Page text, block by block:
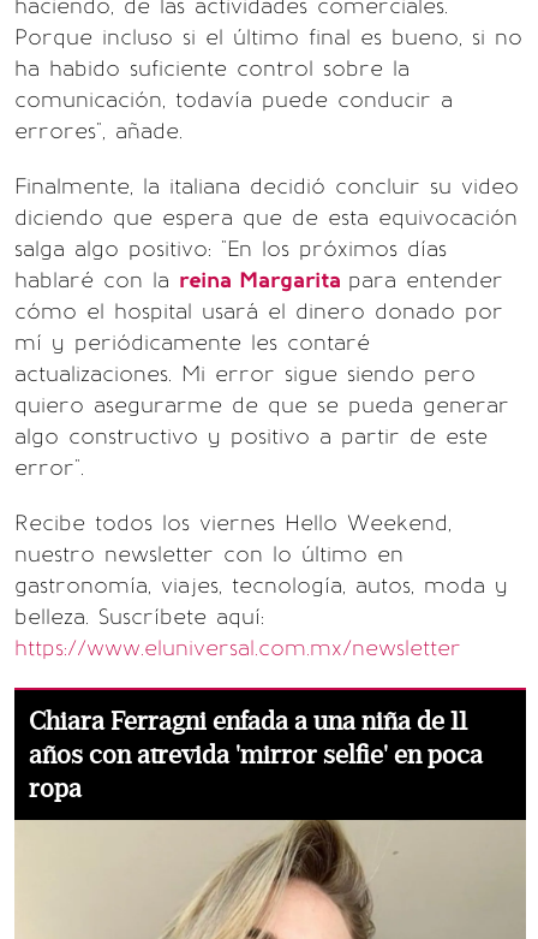
haciendo, de las actividades comerciales.
Porque incluso si el último final es bueno, si no
ha habido suficiente control sobre la
comunicación, todavía puede conducir a
errores", añade.
Finalmente, la italiana decidió concluir su video
diciendo que espera que de esta equivocación
salga algo positivo: "En los próximos días
hablaré con la reina Margarita para entender
cómo el hospital usará el dinero donado por
mí y periódicamente les contaré
actualizaciones. Mi error sigue siendo pero
quiero asegurarme de que se pueda generar
algo constructivo y positivo a partir de este
error".
Recibe todos los viernes Hello Weekend,
nuestro newsletter con lo último en
gastronomía, viajes, tecnología, autos, moda y
belleza. Suscríbete aquí:
https://www.eluniversal.com.mx/newsletter
Chiara Ferragni enfada a una niña de 11
años con atrevida 'mirror selfie' en poca
ropa